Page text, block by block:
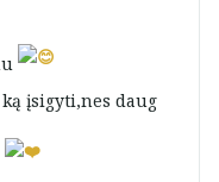
įsigyti,nes daug